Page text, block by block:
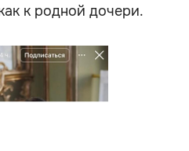
к родной дочери.